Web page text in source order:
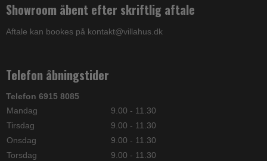
Showroom åbent efter skriftlig aftale
Aftale kan bookes på kontakt@villahus.dk
Telefon åbningstider
Telefon 6915 8085
Mandag
9.00 - 11.30
Tirsdag
9.00 - 11.30
Onsdag
9.00 - 11.30
Torsdag
9.00 - 11.30